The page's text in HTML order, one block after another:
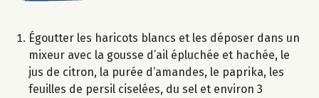
Égoutter les haricots blancs et les déposer dans un
mixeur avec la gousse d’ail épluchée et hachée, le
jus de citron, la purée d’amandes, le paprika, les
feuilles de persil ciselées, du sel et environ 3